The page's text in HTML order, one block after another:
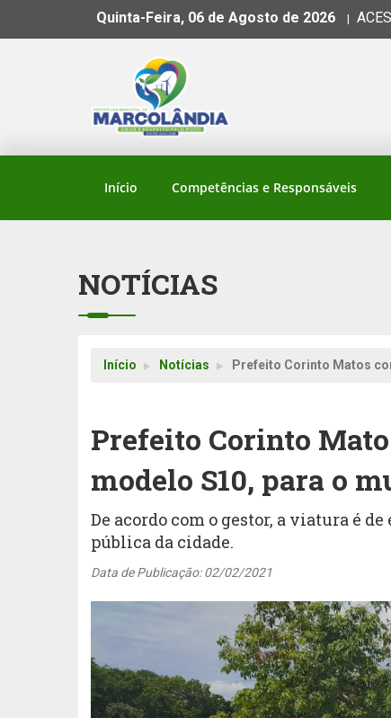
Quinta-Feira, 06 de Agosto de 2026 |
Início Competências e Responsáveis
NOTÍCIAS
Início Notícias Prefeito Corinto Matos
Prefeito Corinto
modelo S10, para o
De acordo com o gestor, a viatura é
pública da cidade.
Data de Publicação: 02/02/2021